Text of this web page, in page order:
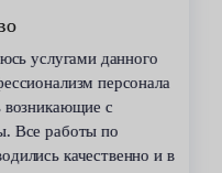
данного
персонала
с
по
качественно и в